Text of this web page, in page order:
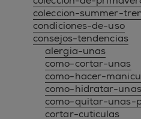
coleccion-summer-
condiciones-de-uso
consejos-tendencias
alergia-unas
como-cortar-unas
como-hacer-
como-hidratar-unas
como-quitar-unas-
cortar-cuticulas